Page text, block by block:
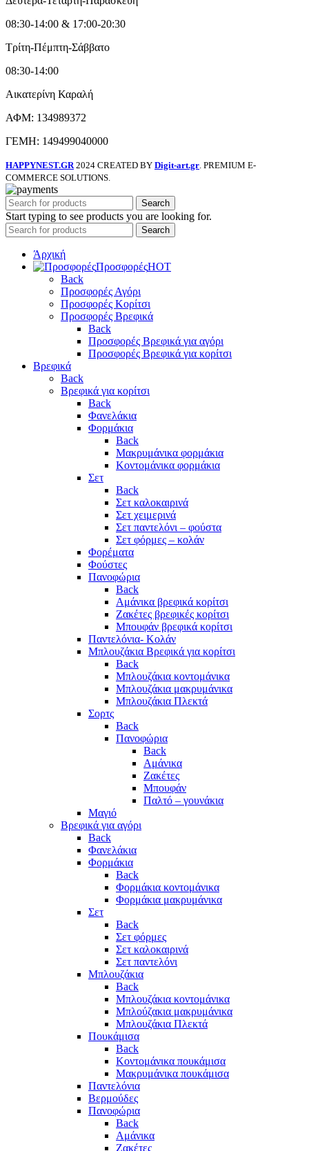
08:30-14:00 & 17:00-20:30
Τρίτη-Πέμπτη-Σάββατο
08:30-14:00
Αικατερίνη Καραλή
ΑΦΜ: 134989372
ΓΕΜΗ: 149499040000
HAPPYNEST.GR 2024 CREATED BY Digit-art.gr . PREMIUM E-
COMMERCE SOLUTIONS.
Search
Start typing to see products you are looking for.
Search
Άρχική
ΠροσφορέςHOT
Back
Προσφορές Αγόρι
Προσφορές Κορίτσι
Προσφορές Βρεφικά
Back
Προσφορές Βρεφικά για αγόρι
Προσφορές Βρεφικά για κορίτσι
Βρεφικά
Back
Βρεφικά για κορίτσι
Back
Φανελάκια
Φορμάκια
Back
Μακρυμάνικα φορμάκια
Κοντομάνικα φορμάκια
Σετ
Back
Σετ καλοκαιρινά
Σετ χειμερινά
Σετ παντελόνι – φούστα
Σετ φόρμες – κολάν
Φορέματα
Φούστες
Πανοφώρια
Back
Αμάνικα βρεφικά κορίτσι
Ζακέτες βρεφικές κορίτσι
Μπουφάν βρεφικά κορίτσι
Παντελόνια- Κολάν
Μπλουζάκια Βρεφικά για κορίτσι
Back
Μπλουζάκια κοντομάνικα
Μπλουζάκια μακρυμάνικα
Μπλουζάκια Πλεκτά
Σορτς
Back
Πανοφώρια
Back
Αμάνικα
Ζακέτες
Μπουφάν
Παλτό – γουνάκια
Μαγιό
Βρεφικά για αγόρι
Back
Φανελάκια
Φορμάκια
Back
Φορμάκια κοντομάνικα
Φορμάκια μακρυμάνικα
Σετ
Back
Σετ φόρμες
Σετ καλοκαιρινά
Σετ παντελόνι
Μπλουζάκια
Back
Μπλουζάκια κοντομάνικα
Μπλούζακια μακρυμάνικα
Μπλουζάκια Πλεκτά
Πουκάμισα
Back
Κοντομάνικα πουκάμισα
Μακρυμάνικα πουκάμισα
Παντελόνια
Βερμούδες
Πανοφώρια
Back
Αμάνικα
Ζακέτες